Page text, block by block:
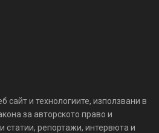
сайт и технологиите, използвани в
за авторското право и
статии, репортажи, интервюта и